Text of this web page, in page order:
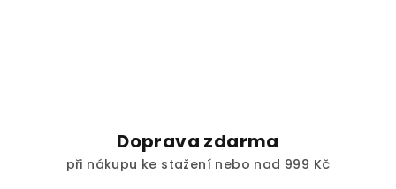
Doprava zdarma
při nákupu ke stažení nebo nad 999 Kč